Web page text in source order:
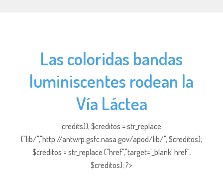
Las coloridas bandas
luminiscentes rodean la
Vía Láctea
credits)); $creditos = str_replace
("lib/","http://antwrp.gsfc.nasa.gov/apod/lib/", $creditos);
$creditos = str_replace ("href","target='_blank' href",
$creditos); ?>